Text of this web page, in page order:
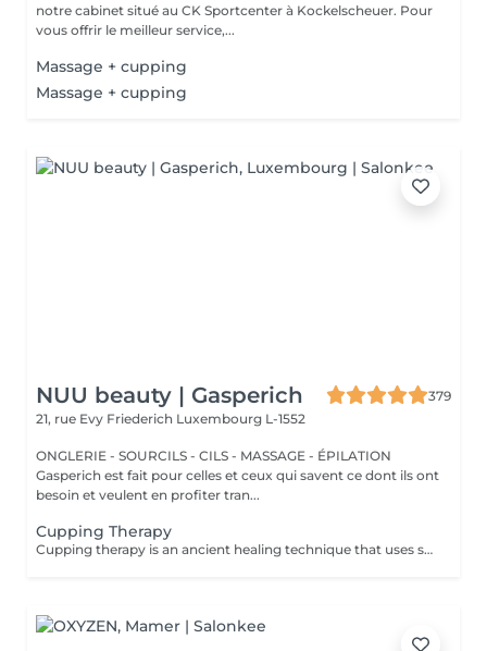
notre cabinet situé au CK Sportcenter à Kockelscheuer. Pour
vous offrir le meilleur service,...
Massage + cupping
Massage + cupping
NUU beauty | Gasperich
379
21, rue Evy Friederich Luxembourg L-1552
ONGLERIE - SOURCILS - CILS - MASSAGE - ÉPILATION
Gasperich est fait pour celles et ceux qui savent ce dont ils ont
besoin et veulent en profiter tran...
Cupping Therapy
Cupping therapy is an ancient healing technique that uses special cups to create gentle suction on the skin. This suction promotes blood flow, relieves muscle tension, reduces inflammation, and supports deep relaxation. The treatment can help release toxins, improve circulation, and ease chronic pain or stiffness. *Please note that cupping therapy could just be added to a massage service with includes back massage.